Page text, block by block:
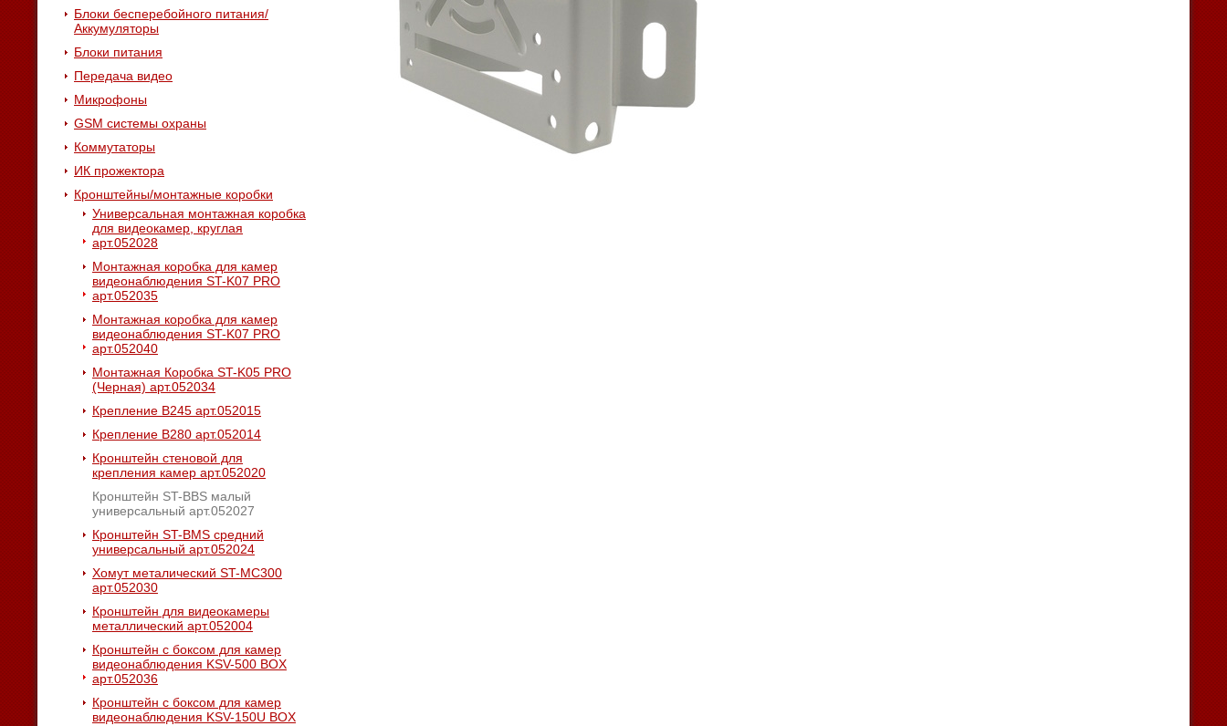
Блоки бесперебойного питания/
Аккумуляторы
Блоки питания
Передача видео
Микрофоны
GSM системы охраны
Коммутаторы
ИК прожектора
Кронштейны/монтажные коробки
Универсальная монтажная коробка
для видеокамер, круглая
арт.052028
Монтажная коробка для камер
видеонаблюдения ST-K07 PRO
арт.052035
Монтажная коробка для камер
видеонаблюдения ST-K07 PRO
арт.052040
Монтажная Коробка ST-K05 PRO
(Черная) арт.052034
Крепление B245 арт.052015
Крепление B280 арт.052014
Кронштейн стеновой для
крепления камер арт.052020
Кронштейн ST-BBS малый
универсальный арт.052027
Кронштейн ST-BMS средний
универсальный арт.052024
Хомут металический ST-MC300
арт.052030
Кронштейн для видеокамеры
металлический арт.052004
Кронштейн с боксом для камер
видеонаблюдения KSV-500 BOX
арт.052036
Кронштейн с боксом для камер
видеонаблюдения KSV-150U BOX